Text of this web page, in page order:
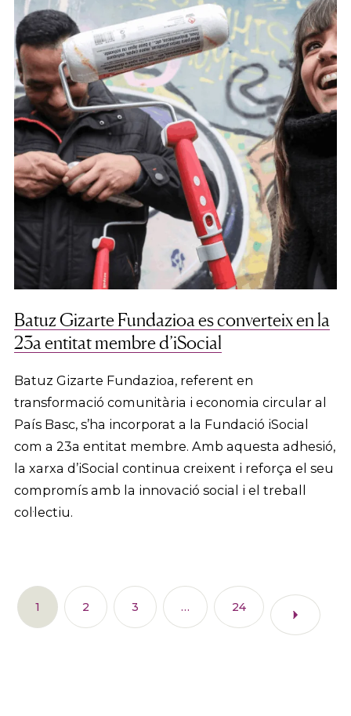
Batuz Gizarte Fundazioa es converteix en la
23a entitat membre d’iSocial
Batuz Gizarte Fundazioa, referent en
transformació comunitària i economia circular al
País Basc, s’ha incorporat a la Fundació iSocial
com a 23a entitat membre. Amb aquesta adhesió,
la xarxa d’iSocial continua creixent i reforça el seu
compromís amb la innovació social i el treball
col·lectiu.
1 2 3 … 24